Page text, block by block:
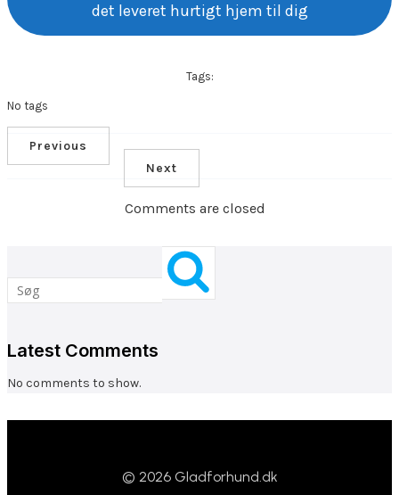
det leveret hurtigt hjem til dig
Tags:
No tags
Previous
Next
Comments are closed
Latest Comments
No comments to show.
© 2026 Gladforhund.dk